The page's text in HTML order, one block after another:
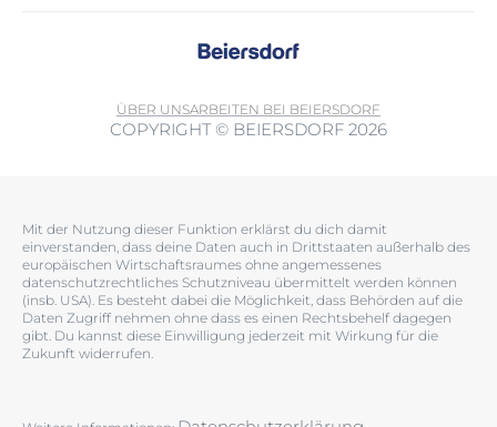
ÜBER UNSARBEITEN BEI BEIERSDORF
COPYRIGHT © BEIERSDORF 2026
Mit der Nutzung dieser Funktion erklärst du dich damit
einverstanden, dass deine Daten auch in Drittstaaten außerhalb des
europäischen Wirtschaftsraumes ohne angemessenes
datenschutzrechtliches Schutzniveau übermittelt werden können
(insb. USA). Es besteht dabei die Möglichkeit, dass Behörden auf die
Daten Zugriff nehmen ohne dass es einen Rechtsbehelf dagegen
gibt. Du kannst diese Einwilligung jederzeit mit Wirkung für die
Zukunft widerrufen.